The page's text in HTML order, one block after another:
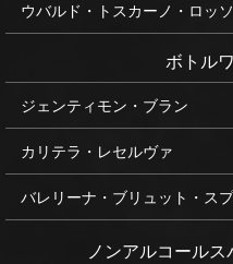
ウバルド・トスカーノ・ロッ
ボトル
ジェンティモン・ブラン
カリテラ・レセルヴァ
バレリーナ・ブリュット・ス
ノンアルコール